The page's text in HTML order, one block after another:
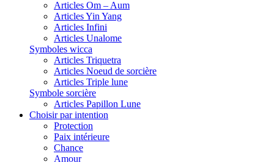
Articles Om – Aum
Articles Yin Yang
Articles Infini
Articles Unalome
Symboles wicca
Articles Triquetra
Articles Noeud de sorcière
Articles Triple lune
Symbole sorcière
Articles Papillon Lune
Choisir par intention
Protection
Paix intérieure
Chance
Amour